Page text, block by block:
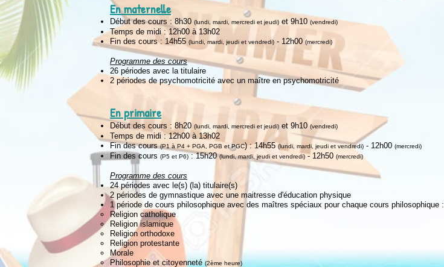
En maternelle
Début des cours : 8h30 (lundi, mardi, mercredi et jeudi) et 9h10 (vendredi)
Temps de midi : 12h00 à 13h02
Fin des cours : 14h55 (lundi, mardi, jeudi et vendredi) - 12h00 (mercredi)
Programme des cours
26 périodes avec la titulaire
2 périodes de psychomotricité avec un maître en psychomotricité
En primaire
Début des cours : 8h20 (lundi, mardi, mercredi et jeudi) et 9h10(vendredi)
Temps de midi : 12h00 à 13h02
Fin des cours(P1 à P4 + PGA, PGB et PGC) : 14h55(lundi, mardi, jeudi et vendredi) - 12h00 (mercredi)
Fin des cours (P5 et P6): 15h20(lundi, mardi, jeudi et vendredi)- 12h50 (mercredi)
Programme des cours
24 périodes avec le(s) (la) titulaire(s)
2 périodes de gymnastique avec une maitresse d'éducation physique
1 période de cours philosophique avec des maîtres spéciaux pour chaque cours philosophique :
Religion catholique
Religion islamique
Religion orthodoxe
Religion protestante
Morale
Philosophie et citoyenneté(2ème heure)